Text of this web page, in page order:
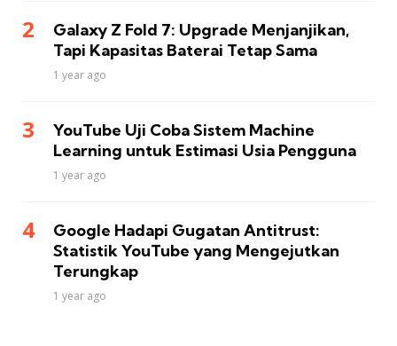
Galaxy Z Fold 7: Upgrade Menjanjikan,
Tapi Kapasitas Baterai Tetap Sama
1 year ago
YouTube Uji Coba Sistem Machine
Learning untuk Estimasi Usia Pengguna
1 year ago
Google Hadapi Gugatan Antitrust:
Statistik YouTube yang Mengejutkan
Terungkap
1 year ago